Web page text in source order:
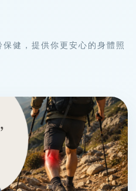
健，提供你更安心的身體照